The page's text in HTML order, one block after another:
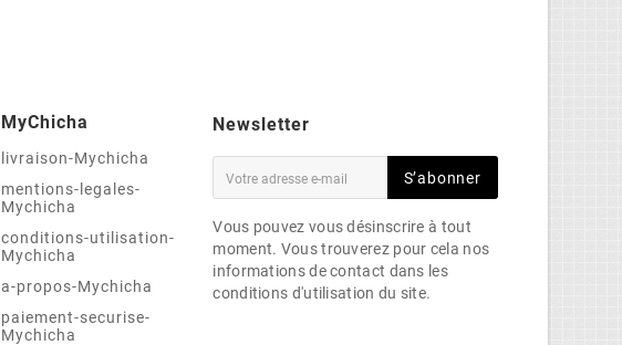
MyChicha
livraison-Mychicha
mentions-legales-
Mychicha
conditions-utilisation-
Mychicha
a-propos-Mychicha
paiement-securise-
Mychicha
Newsletter
S’abonner
Vous pouvez vous désinscrire à tout
moment. Vous trouverez pour cela nos
informations de contact dans les
conditions d'utilisation du site.